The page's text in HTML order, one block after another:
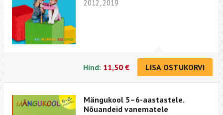
2012, 2019
Hind: 11,50 € LISA OSTUKORVI
Mängukool 5–6-aastastele.
Nõuandeid vanematele